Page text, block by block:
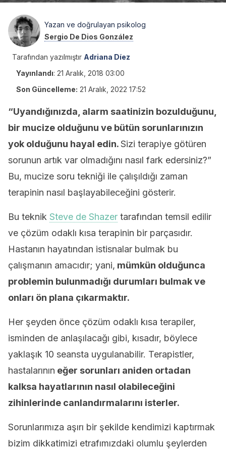
Yazan ve doğrulayan psikolog
Sergio De Dios González
Tarafından yazılmıştır Adriana Díez
Yayınlandı: 21 Aralık, 2018 03:00
Son Güncelleme: 21 Aralık, 2022 17:52
“Uyandığınızda, alarm saatinizin bozulduğunu,
bir mucize olduğunu ve bütün sorunlarınızın
yok olduğunu hayal edin.Sizi terapiye götüren
sorunun artık var olmadığını nasıl fark edersiniz?”
Bu, mucize soru tekniği ile çalışıldığı zaman
terapinin nasıl başlayabileceğini gösterir.
Bu teknik Steve de Shazer tarafından temsil edilir
ve çözüm odaklı kısa terapinin bir parçasıdır.
Hastanın hayatından istisnalar bulmak bu
çalışmanın amacıdır; yani, mümkün olduğunca
problemin bulunmadığı durumları bulmak ve
onları ön plana çıkarmaktır.
Her şeyden önce çözüm odaklı kısa terapiler,
isminden de anlaşılacağı gibi, kısadır, böylece
yaklaşık 10 seansta uygulanabilir. Terapistler,
hastalarının eğer sorunları aniden ortadan
kalksa hayatlarının nasıl olabileceğini
zihinlerinde canlandırmalarını isterler.
Sorunlarımıza aşırı bir şekilde kendimizi kaptırmak
bizim dikkatimizi etrafımızdaki olumlu şeylerden